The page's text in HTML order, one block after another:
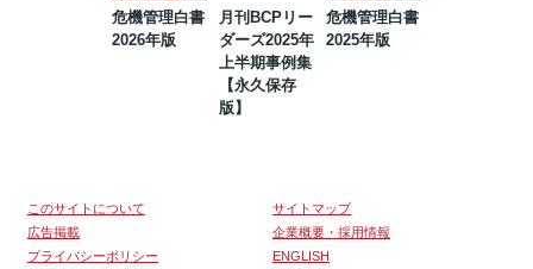
危機管理白書
2026年版
月刊BCPリー
ダーズ2025年
上半期事例集
【永久保存
版】
危機管理白書
2025年版
このサイトについて
サイトマップ
広告掲載
企業概要・採用情報
プライバシーポリシー
ENGLISH